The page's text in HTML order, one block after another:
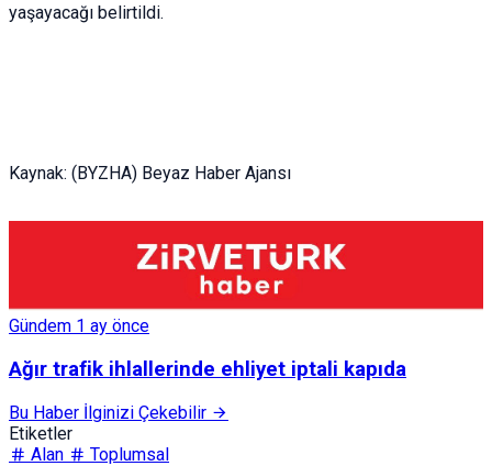
yaşayacağı belirtildi.
Kaynak: (BYZHA) Beyaz Haber Ajansı
Gündem 1 ay önce
Ağır trafik ihlallerinde ehliyet iptali kapıda
Bu Haber İlginizi Çekebilir
Etiketler
Alan
Toplumsal